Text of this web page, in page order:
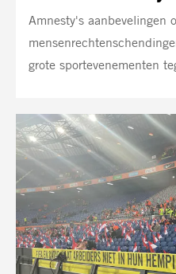
Amnesty's aanbevelingen
grote sportevenementen